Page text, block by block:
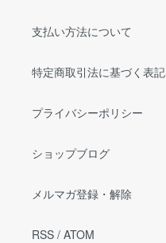
支払い方法について
特定商取引法に基づく表記
プライバシーポリシー
ショップブログ
メルマガ登録・解除
RSS / ATOM